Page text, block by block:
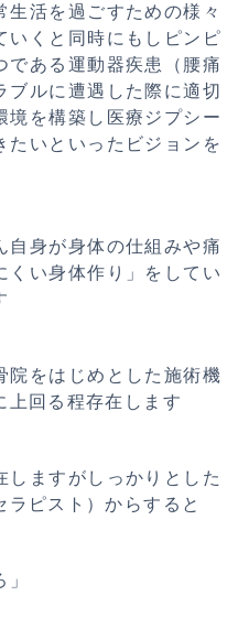
生活を過ごすための様々
いくと同時にもしピンピ
である運動器疾患（腰痛
ブルに遭遇した際に適切
境を構築し医療ジプシー
たいといったビジョンを
自身が身体の仕組みや痛
くい身体作り」をしてい
院をはじめとした施術機
上回る程存在します
しますがしっかりとした
ラピスト）からすると